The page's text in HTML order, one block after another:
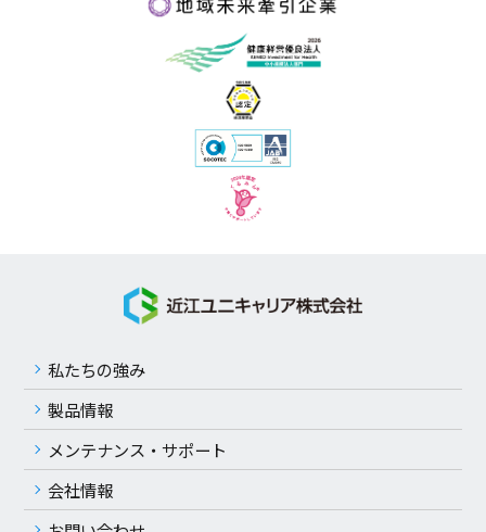
私たちの強み
製品情報
メンテナンス・サポート
会社情報